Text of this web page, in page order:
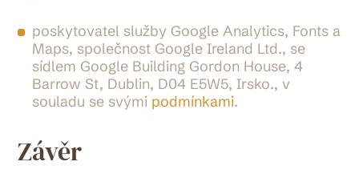
poskytovatel služby Google Analytics, Fonts a
Maps, společnost Google Ireland Ltd., se
sídlem Google Building Gordon House, 4
Barrow St, Dublin, D04 E5W5, Irsko., v
souladu se svými podmínkami.
Závěr